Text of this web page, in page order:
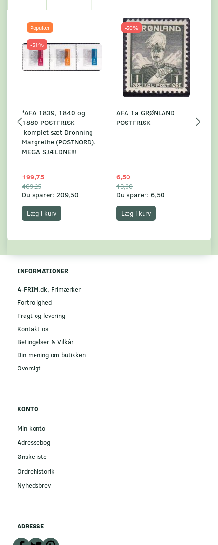
Populær
-51%
*AFA 1839, 1840 og
1880 POSTFRISK
komplet sæt Dronning
Margrethe (POSTNORD).
MEGA SJÆLDNE!!!
199,75
409,25
Du sparer: 209,50
Læg i kurv
-50%
AFA 1a GRØNLAND
POSTFRISK
6,50
13,00
Du sparer: 6,50
Læg i kurv
INFORMATIONER
A-FRIM.dk, Frimærker
Fortrolighed
Fragt og levering
Kontakt os
Betingelser & Vilkår
Din mening om butikken
Oversigt
KONTO
Min konto
Adressebog
Ønskeliste
Ordrehistorik
Nyhedsbrev
ADRESSE